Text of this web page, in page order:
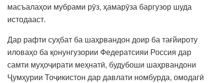
масъалаҳои мубрами рӯз, ҳамарӯза баргузор шуда
истодааст.
Дар рафти суҳбат ба шаҳрвандон доир ба тағйироту
иловаҳо ба қонунгузории Федератсияи Россия дар
самти муҳоҷирати меҳнатӣ, будубоши шаҳрвандони
Ҷумҳурии Тоҷикистон дар давлати номбурда, омодагӣ